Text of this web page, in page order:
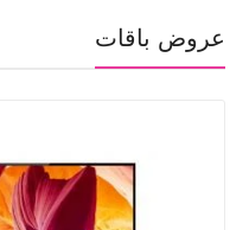
أضف
عروض باقات